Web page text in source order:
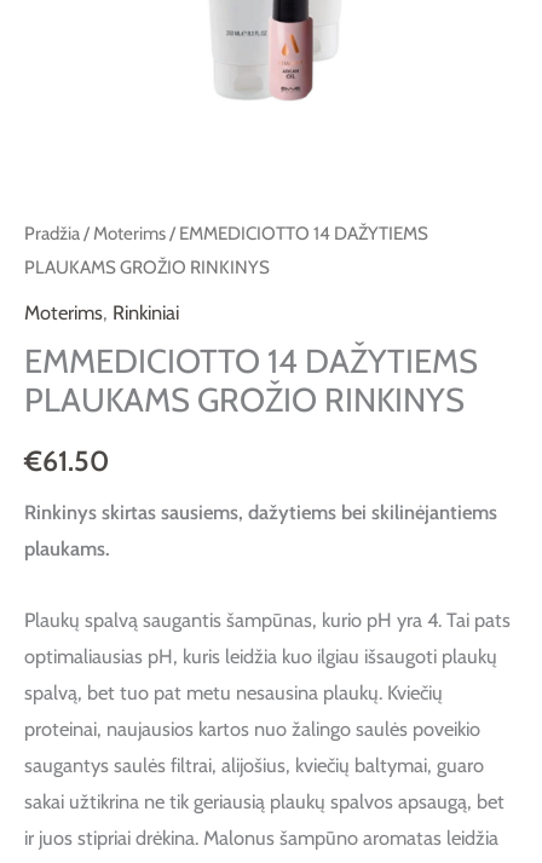
Pradžia/Moterims/ EMMEDICIOTTO 14 DAŽYTIEMS
PLAUKAMS GROŽIO RINKINYS
Moterims, Rinkiniai
EMMEDICIOTTO 14 DAŽYTIEMS
PLAUKAMS GROŽIO RINKINYS
€61.50
Rinkinys skirtas sausiems, dažytiems bei skilinėjantiems
plaukams.
Plaukų spalvą saugantis šampūnas, kurio pH yra 4. Tai pats
optimaliausias pH, kuris leidžia kuo ilgiau išsaugoti plaukų
spalvą, bet tuo pat metu nesausina plaukų. Kviečių
proteinai, naujausios kartos nuo žalingo saulės poveikio
saugantys saulės filtrai, alijošius, kviečių baltymai, guaro
sakai užtikrina ne tik geriausią plaukų spalvos apsaugą, bet
ir juos stipriai drėkina. Malonus šampūno aromatas leidžia